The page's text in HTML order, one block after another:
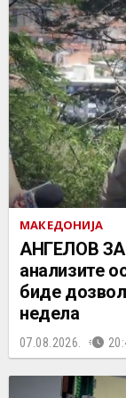
МАКЕДОНИЈА
АНГЕЛОВ
анализите
биде
недела
07.08.2026.